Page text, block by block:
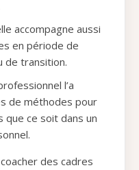
accompagne aussi
en période de
de transition.
l’a
de méthodes pour
que ce soit dans un
des cadres